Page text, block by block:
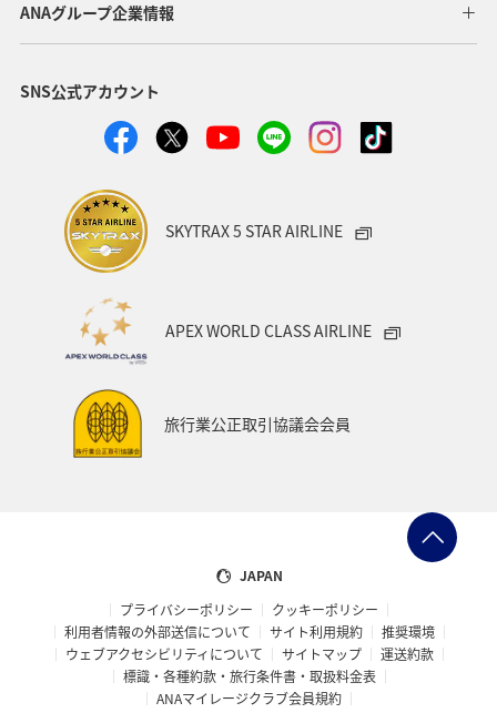
ANAグループ企業情報
SNS公式アカウント
SKYTRAX 5 STAR AIRLINE
APEX WORLD CLASS AIRLINE
旅行業公正取引協議会会員
JAPAN
プライバシーポリシー
クッキーポリシー
利用者情報の外部送信について
サイト利用規約
推奨環境
ウェブアクセシビリティについて
サイトマップ
運送約款
標識・各種約款・旅行条件書・取扱料金表
ANAマイレージクラブ会員規約